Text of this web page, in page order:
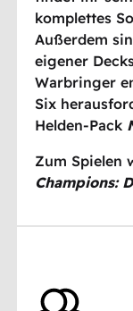
komplettes
Außerdem
eigener
Warbringer
Six
Helden-Pack
Zum Spielen
Champions: